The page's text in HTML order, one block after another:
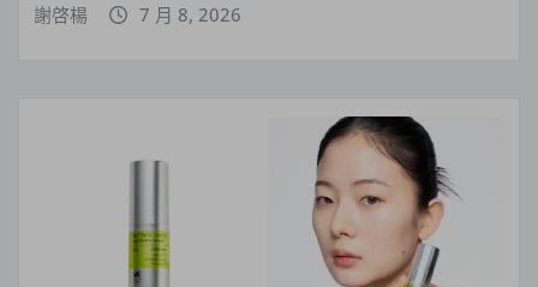
謝啓楊 7 月 8, 2026